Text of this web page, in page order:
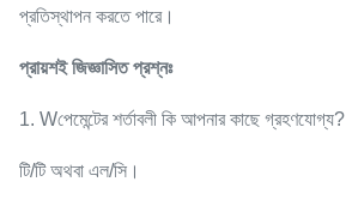
প্রতিস্থাপন করতে পারে।
প্রায়শই জিজ্ঞাসিত প্রশ্নঃ
1. Wপেমেন্টের শর্তাবলী কি আপনার কাছে গ্রহণযোগ্য?
টি/টি অথবা এল/সি।